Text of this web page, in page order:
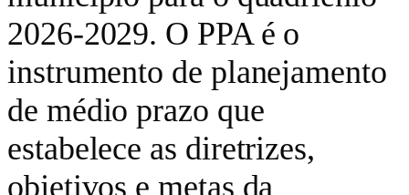
2026-2029. O PPA é o
instrumento de planejamento
de médio prazo que
estabelece as diretrizes,
objetivos e metas da